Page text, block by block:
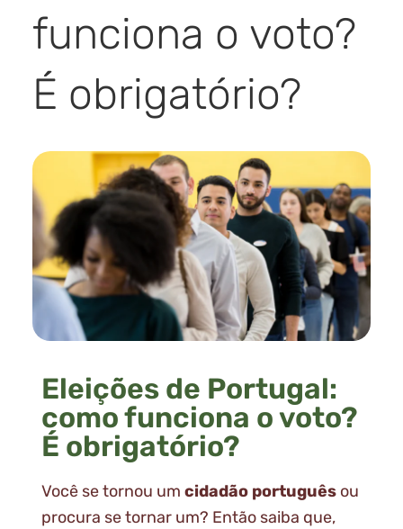
funciona o voto?
É obrigatório?
Eleições de Portugal:
como funciona o voto?
É obrigatório?
Você se tornou um cidadão português ou
procura se tornar um? Então saiba que,